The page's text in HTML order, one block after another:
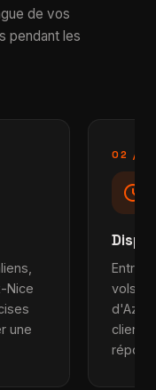
de vos
pendant les
Nice
une
02 /
schedule
Entre
vols
d'Azur
clients